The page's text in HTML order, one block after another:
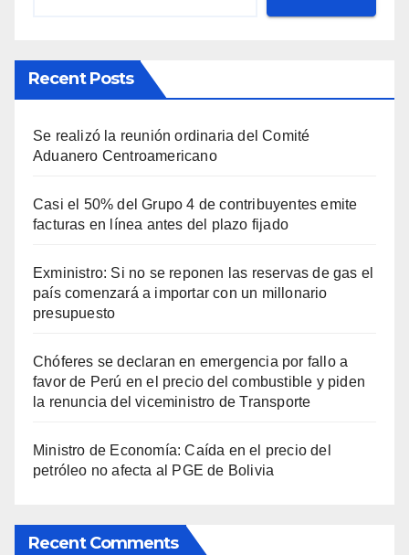
Recent Posts
Se realizó la reunión ordinaria del Comité
Aduanero Centroamericano
Casi el 50% del Grupo 4 de contribuyentes emite
facturas en línea antes del plazo fijado
Exministro: Si no se reponen las reservas de gas el
país comenzará a importar con un millonario
presupuesto
Chóferes se declaran en emergencia por fallo a
favor de Perú en el precio del combustible y piden
la renuncia del viceministro de Transporte
Ministro de Economía: Caída en el precio del
petróleo no afecta al PGE de Bolivia
Recent Comments